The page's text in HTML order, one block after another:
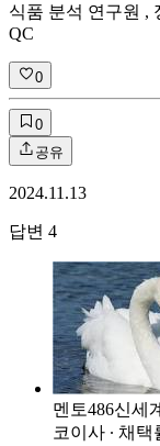
식품 분석 연구원 ,
QC
0
0
공유
2024.11.13
답변 4
멘토486신세계
코이사 ∙ 채택